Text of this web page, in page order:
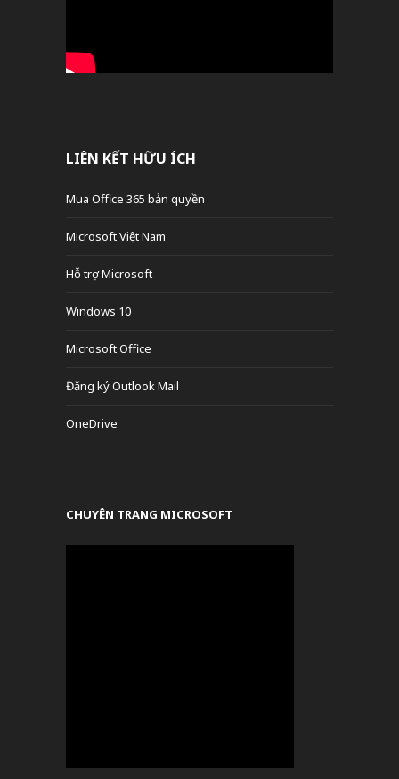
LIÊN KẾT HỮU ÍCH
Mua Office 365 bản quyền
Microsoft Việt Nam
Hỗ trợ Microsoft
Windows 10
Microsoft Office
Đăng ký Outlook Mail
OneDrive
CHUYÊN TRANG MICROSOFT